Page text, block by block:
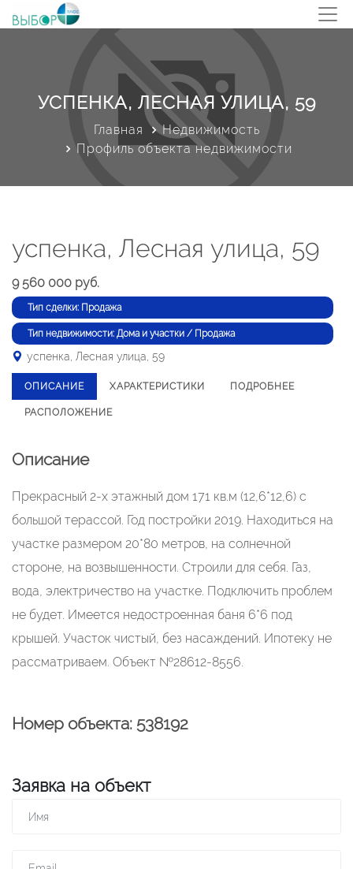
УСПЕНКА, ЛЕСНАЯ УЛИЦА, 59
Главная
Недвижимость
Профиль объекта недвижимости
успенка, Лесная улица, 59
9 560 000 руб.
Тип сделки: Продажа
Тип недвижимости: Дома и участки / Продажа
успенка, Лесная улица, 59
ОПИСАНИЕ ХАРАКТЕРИСТИКИ ПОДРОБНЕЕ
РАСПОЛОЖЕНИЕ
Описание
Прекрасный 2-х этажный дом 171 кв.м (12,6*12,6) с
большой терассой. Год постройки 2019. Находиться на
участке размером 20*80 метров, на солнечной
стороне, на возвышенности. Строили для себя. Газ,
вода, электричество на участке. Подключить проблем
не будет. Имеется недостроенная баня 6*6 под
крышей. Участок чистый, без насаждений. Ипотеку не
рассматриваем. Объект №28612-8556.
Номер объекта: 538192
Заявка на объект